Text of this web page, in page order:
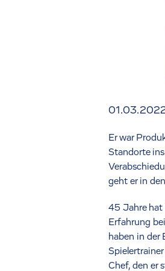
Er war
Standorte
geht er in
45 Jahre hat
Erfahrung
haben in der
Chef, den er